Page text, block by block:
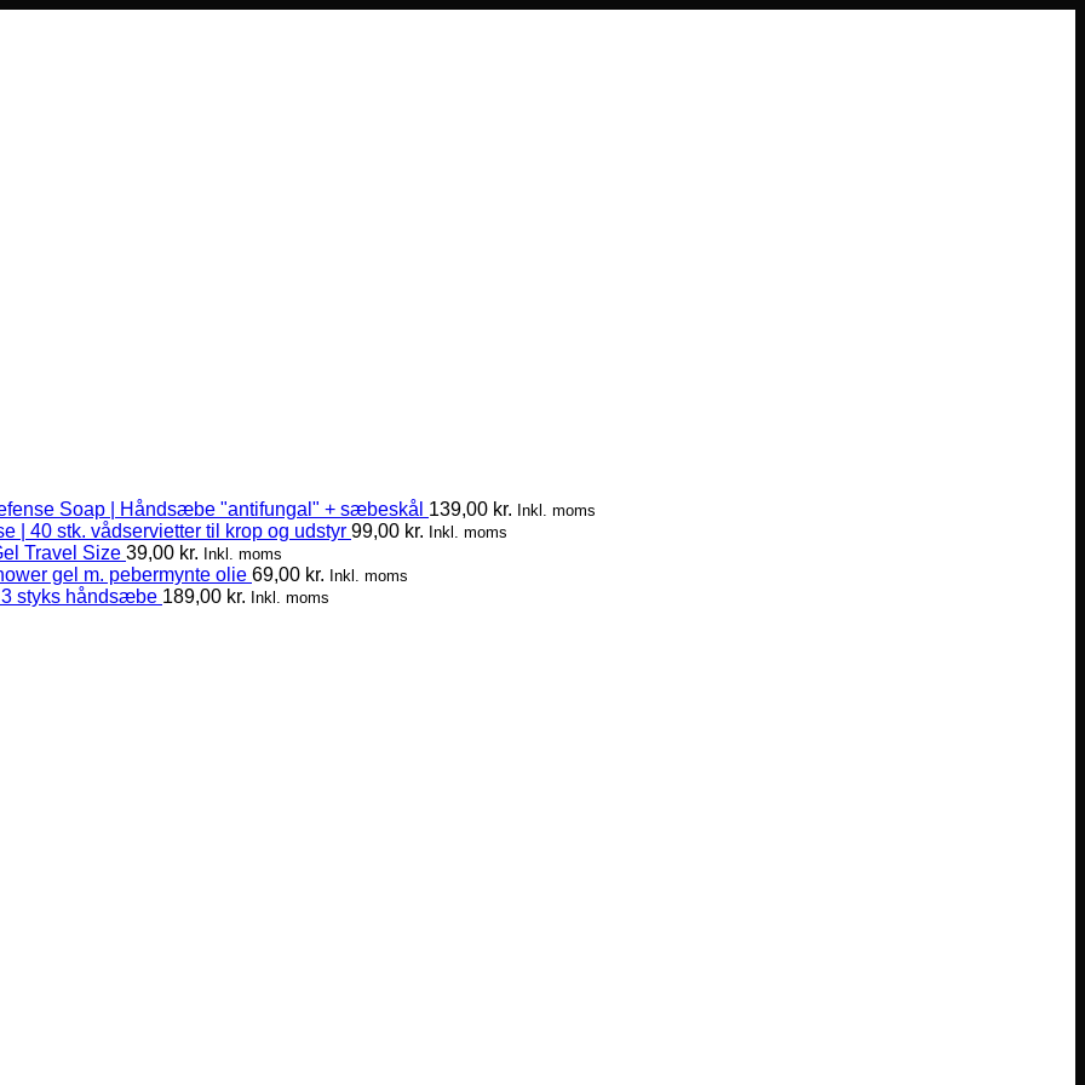
Soap | Håndsæbe "antifungal" + sæbeskål 139,00 kr. Inkl. moms
| 40 stk. vådservietter til krop og udstyr 99,00 kr. Inkl. moms
Travel Size 39,00 kr. Inkl. moms
gel m. pebermynte olie 69,00 kr. Inkl. moms
styks håndsæbe 189,00 kr. Inkl. moms